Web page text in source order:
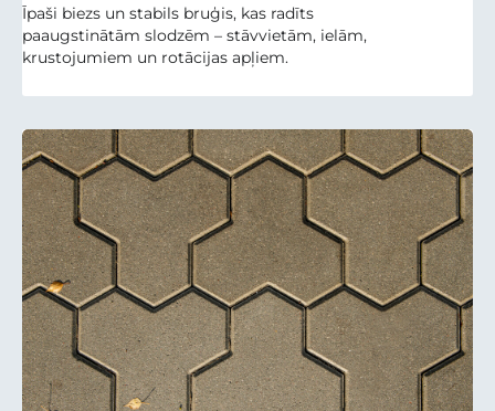
Īpaši biezs un stabils bruģis, kas radīts
paaugstinātām slodzēm – stāvvietām, ielām,
krustojumiem un rotācijas apļiem.